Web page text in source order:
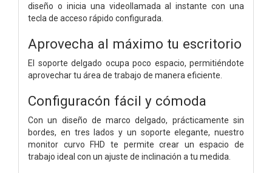
diseño o inicia una videollamada al instante con una
tecla de acceso rápido configurada.
Aprovecha al máximo tu escritorio
El soporte delgado ocupa poco espacio, permitiéndote
aprovechar tu área de trabajo de manera eficiente.
Configuracón fácil y cómoda
Con un diseño de marco delgado, prácticamente sin
bordes, en tres lados y un soporte elegante, nuestro
monitor curvo FHD te permite crear un espacio de
trabajo ideal con un ajuste de inclinación a tu medida.